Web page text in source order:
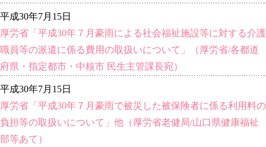
平成30年7月15日
厚労省「平成30年７月豪雨による社会福祉施設等に対する介護
職員等の派遣に係る費用の取扱いについて」（厚労省/各都道
府県・指定都市・中核市 民生主管課長宛）
平成30年7月15日
厚労省「平成30年７月豪雨で被災した被保険者に係る利用料の
負担等の取扱いについて」他（厚労省老健局/山口県健康福祉
部等あて）